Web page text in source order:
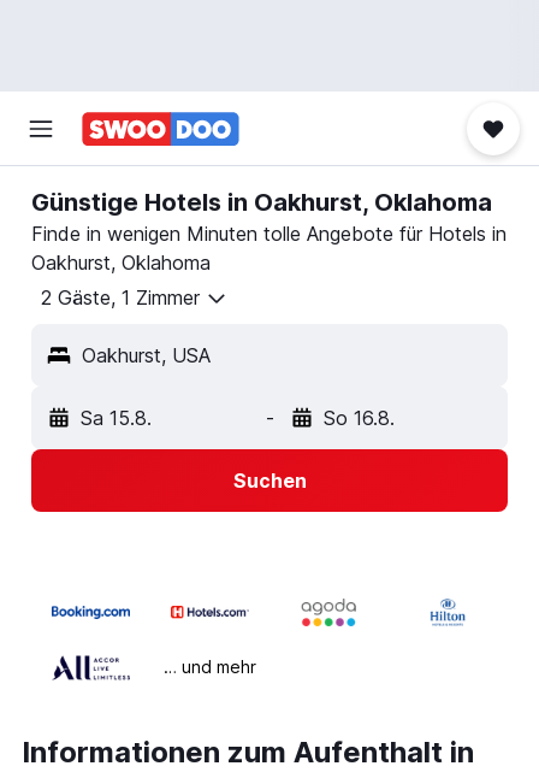
Günstige Hotels in Oakhurst, Oklahoma
Finde in wenigen Minuten tolle Angebote für Hotels in
Oakhurst, Oklahoma
2 Gäste, 1 Zimmer
Oakhurst, USA
Sa 15.8. - So 16.8.
Suchen
… und mehr
Informationen zum Aufenthalt in